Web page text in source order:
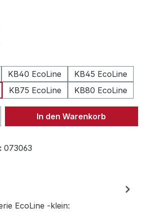
KB40 EcoLine
KB45 EcoLine
KB75 EcoLine KB80 EcoLine
Gib den
In den Warenkorb
073063
EcoLine -klein: